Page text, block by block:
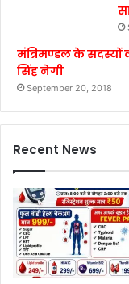
मंत्रिमण्डल के सदस्यों
सिंह नेगी
September 20, 2018
Recent News